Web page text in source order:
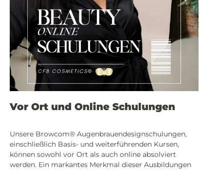
Vor Ort und Online Schulungen
Unsere Browcom® Augenbrauendesignschulungen,
einschließlich Basis- und weiterführenden Kursen,
können sowohl vor Ort als auch online absolviert
werden. Ein markantes Merkmal dieser Ausbildungen